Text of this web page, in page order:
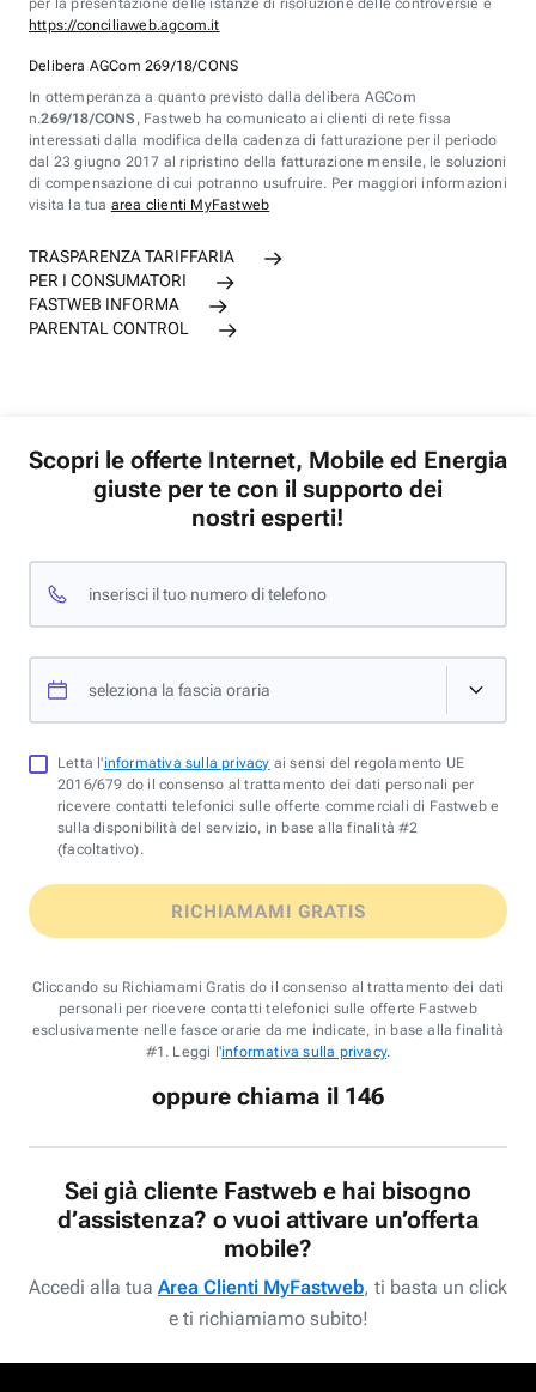
per la presentazione delle istanze di risoluzione delle controversie è
https://conciliaweb.agcom.it
Delibera AGCom 269/18/CONS
In ottemperanza a quanto previsto dalla delibera AGCom
n.269/18/CONS , Fastweb ha comunicato ai clienti di rete fissa
interessati dalla modifica della cadenza di fatturazione per il periodo
dal 23 giugno 2017 al ripristino della fatturazione mensile, le soluzioni
di compensazione di cui potranno usufruire. Per maggiori informazioni
visita la tua area clienti MyFastweb
TRASPARENZA TARIFFARIA
PER I CONSUMATORI
FASTWEB INFORMA
PARENTAL CONTROL
Scopri le offerte Internet, Mobile ed Energia
giuste per te con il supporto dei
nostri esperti!
inserisci il tuo numero di telefono
seleziona la fascia oraria
Letta l'informativa sulla privacy ai sensi del regolamento UE
2016/679 do il consenso al trattamento dei dati personali per
ricevere contatti telefonici sulle offerte commerciali di Fastweb e
sulla disponibilità del servizio, in base alla finalità #2
(facoltativo).
RICHIAMAMI GRATIS
Cliccando su Richiamami Gratis do il consenso al trattamento dei dati
personali per ricevere contatti telefonici sulle offerte Fastweb
esclusivamente nelle fasce orarie da me indicate, in base alla finalità
#1. Leggi l'informativa sulla privacy.
oppure chiama il 146
Sei già cliente Fastweb e hai bisogno
d’assistenza? o vuoi attivare un’offerta
mobile?
Accedi alla tua Area Clienti MyFastweb, ti basta un click
e ti richiamiamo subito!